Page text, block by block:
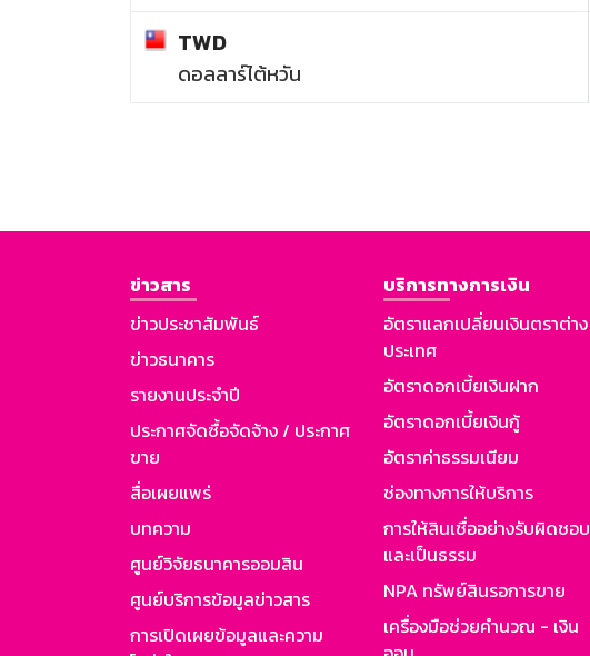
TWD
ดอลลาร์ไต้หวัน
ข่าวสาร
ข่าวประชาสัมพันธ์
ข่าวธนาคาร
รายงานประจำปี
ประกาศจัดซื้อจัดจ้าง / ประกาศ
ขาย
สื่อเผยแพร่
บทความ
ศูนย์วิจัยธนาคารออมสิน
ศูนย์บริการข้อมูลข่าวสาร
การเปิดเผยข้อมูลและความ
บริการทางการเงิน
อัตราแลกเปลี่ยนเงินตราต่าง
ประเทศ
อัตราดอกเบี้ยเงินฝาก
อัตราดอกเบี้ยเงินกู้
อัตราค่าธรรมเนียม
ช่องทางการให้บริการ
การให้สินเชื่ออย่างรับผิดชอบ
และเป็นธรรม
NPA ทรัพย์สินรอการขาย
เครื่องมือช่วยคำนวณ - เงิน